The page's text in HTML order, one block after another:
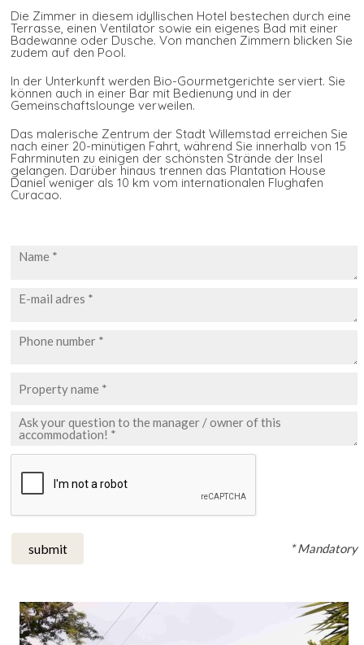
Die Zimmer in diesem idyllischen Hotel bestechen durch eine
Terrasse, einen Ventilator sowie ein eigenes Bad mit einer
Badewanne oder Dusche. Von manchen Zimmern blicken Sie
zudem auf den Pool.
In der Unterkunft werden Bio-Gourmetgerichte serviert. Sie
können auch in einer Bar mit Bedienung und in der
Gemeinschaftslounge verweilen.
Das malerische Zentrum der Stadt Willemstad erreichen Sie
nach einer 20-minütigen Fahrt, während Sie innerhalb von 15
Fahrminuten zu einigen der schönsten Strände der Insel
gelangen. Darüber hinaus trennen das Plantation House
Daniel weniger als 10 km vom internationalen Flughafen
Curacao.
submit * Mandatory